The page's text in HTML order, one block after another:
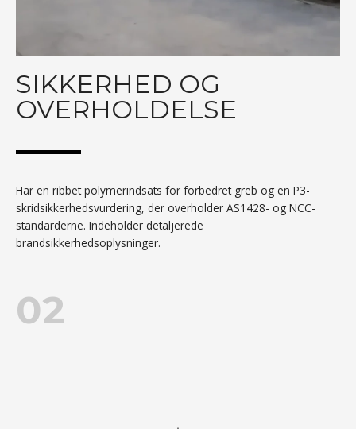
SIKKERHED OG
OVERHOLDELSE
Har en ribbet polymerindsats for forbedret greb og en P3-
skridsikkerhedsvurdering, der overholder AS1428- og NCC-
standarderne. Indeholder detaljerede
brandsikkerhedsoplysninger.
02